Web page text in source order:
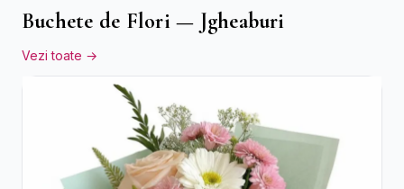
Buchete de Flori — Jgheaburi
Vezi toate →